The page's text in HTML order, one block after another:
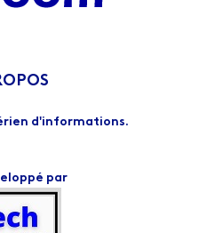
d'informations.
par